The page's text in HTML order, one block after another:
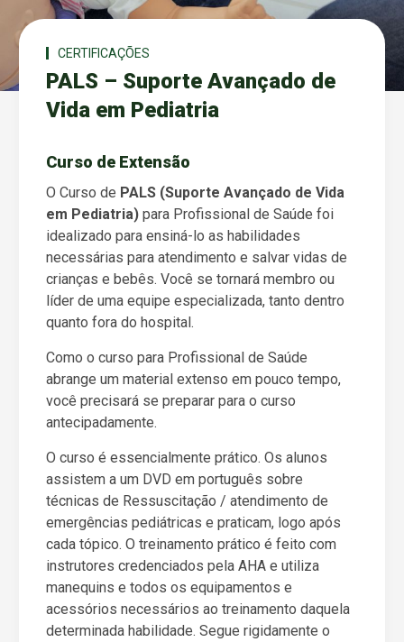
CERTIFICAÇÕES
PALS – Suporte Avançado de
Vida em Pediatria
Curso de Extensão
O Curso de PALS (Suporte Avançado de Vida
em Pediatria)para Profissional de Saúde foi
idealizado para ensiná-lo as habilidades
necessárias para atendimento e salvar vidas de
crianças e bebês. Você se tornará membro ou
líder de uma equipe especializada, tanto dentro
quanto fora do hospital.
Como o curso para Profissional de Saúde
abrange um material extenso em pouco tempo,
você precisará se preparar para o curso
antecipadamente.
O curso é essencialmente prático. Os alunos
assistem a um DVD em português sobre
técnicas de Ressuscitação / atendimento de
emergências pediátricas e praticam, logo após
cada tópico. O treinamento prático é feito com
instrutores credenciados pela AHA e utiliza
manequins e todos os equipamentos e
acessórios necessários ao treinamento daquela
determinada habilidade. Segue rigidamente o